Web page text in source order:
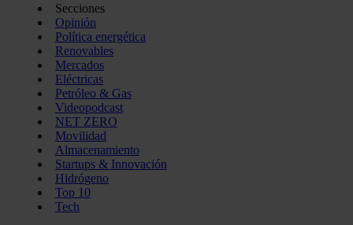
Secciones
Opinión
Política energética
Renovables
Mercados
Eléctricas
Petróleo & Gas
Videopodcast
NET ZERO
Movilidad
Almacenamiento
Startups & Innovación
Hidrógeno
Top 10
Tech